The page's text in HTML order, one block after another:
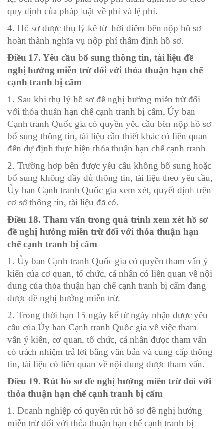
quy định của pháp luật về phí và lệ phí.
4. Hồ sơ được thụ lý kể từ thời điểm bên nộp hồ sơ
hoàn thành nghĩa vụ nộp phí thẩm định hồ sơ.
Điều 17. Yêu cầu bổ sung thông tin, tài liệu đề
nghị hưởng miễn trừ đối với thỏa thuận hạn chế
cạnh tranh bị cấm
1. Sau khi thụ lý hồ sơ đề nghị hưởng miễn trừ đối
với thỏa thuận hạn chế cạnh tranh bị cấm, Ủy ban
Cạnh tranh Quốc gia có quyền yêu cầu bên nộp hồ sơ
bổ sung thông tin, tài liệu cần thiết khác có liên quan
đến dự định thực hiện thỏa thuận hạn chế cạnh tranh.
2. Trường hợp bên được yêu cầu không bổ sung hoặc
bổ sung không đầy đủ thông tin, tài liệu theo yêu cầu,
Ủy ban Cạnh tranh Quốc gia xem xét, quyết định trên
cơ sở thông tin, tài liệu đã có.
Điều 18. Tham vấn trong quá trình xem xét hồ sơ
đề nghị hưởng miễn trừ đối với thỏa thuận hạn
chế cạnh tranh bị cấm
1. Ủy ban Cạnh tranh Quốc gia có quyền tham vấn ý
kiến của cơ quan, tổ chức, cá nhân có liên quan về nội
dung của thỏa thuận hạn chế cạnh tranh bị cấm đang
được đề nghị hưởng miễn trừ.
2. Trong thời hạn 15 ngày kể từ ngày nhận được yêu
cầu của Ủy ban Cạnh tranh Quốc gia về việc tham
vấn ý kiến, cơ quan, tổ chức, cá nhân được tham vấn
có trách nhiệm trả lời bằng văn bản và cung cấp thông
tin, tài liệu có liên quan về nội dung được tham vấn.
Điều 19. Rút hồ sơ đề nghị hưởng miễn trừ đối với
thỏa thuận hạn chế cạnh tranh bị cấm
1. Doanh nghiệp có quyền rút hồ sơ đề nghị hưởng
miễn trừ đối với thỏa thuận hạn chế cạnh tranh bị